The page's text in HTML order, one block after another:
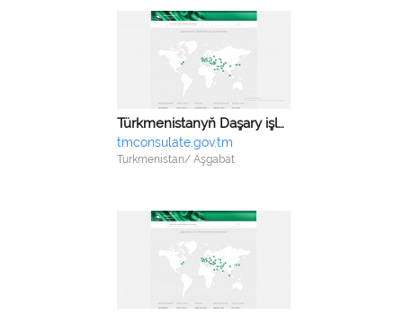
Türkmenistanyň Daşary işler ministrligi
tmconsulate.gov.tm
Turkmenistan/ Aşgabat